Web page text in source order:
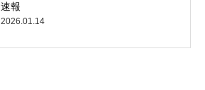
速報
2026.01.14